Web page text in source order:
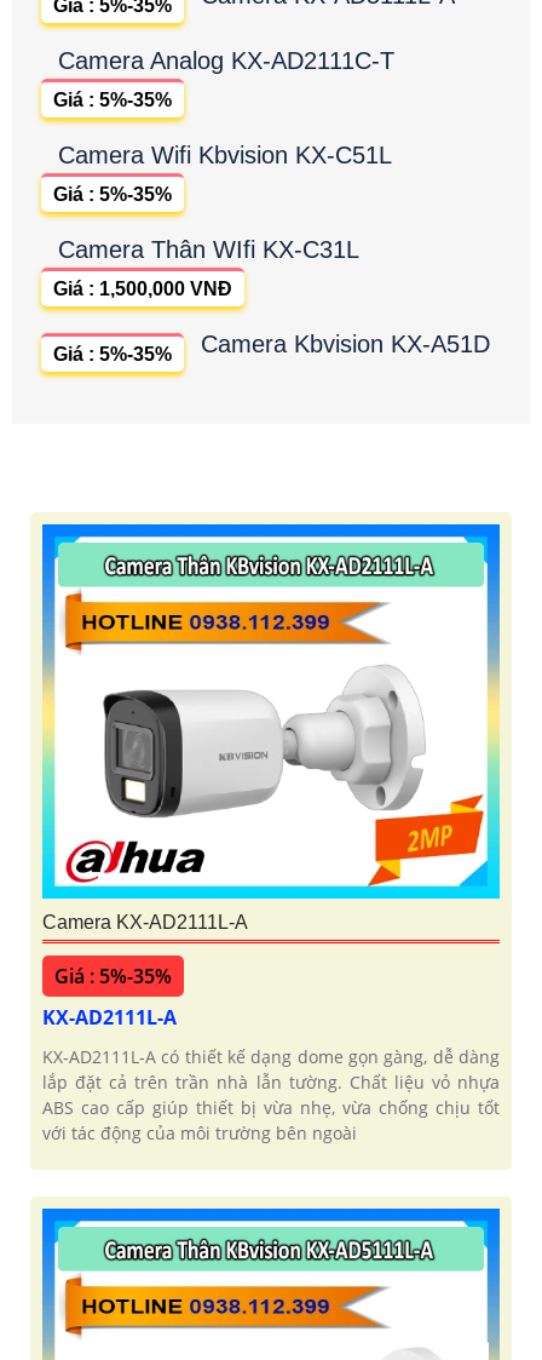
Giá : 5%-35%
Camera Analog KX-AD2111C-T
Giá : 5%-35%
Camera Wifi Kbvision KX-C51L
Giá : 5%-35%
Camera Thân WIfi KX-C31L
Giá : 1,500,000 VNĐ
Camera Kbvision KX-A51D
Giá : 5%-35%
Camera KX-AD2111L-A
Giá : 5%-35%
KX-AD2111L-A
KX‑AD2111L‑A có thiết kế dạng dome gọn gàng, dễ dàng
lắp đặt cả trên trần nhà lẫn tường. Chất liệu vỏ nhựa
ABS cao cấp giúp thiết bị vừa nhẹ, vừa chống chịu tốt
với tác động của môi trường bên ngoài